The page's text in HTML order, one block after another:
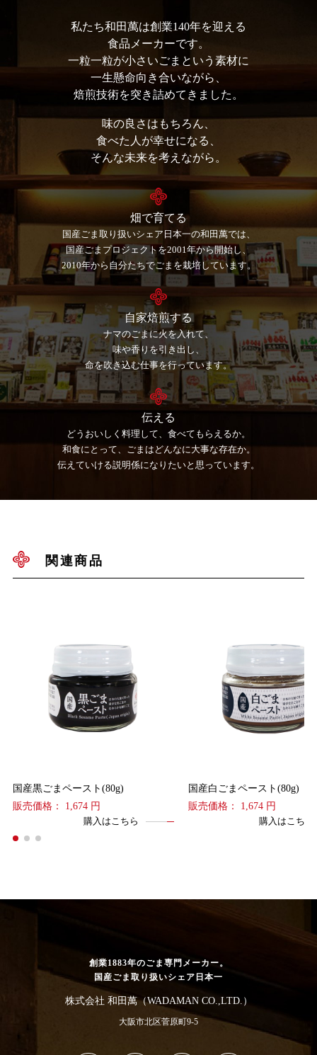
私たち和⽥萬は創業140年を迎える
⾷品メーカーです。
⼀粒⼀粒が⼩さいごまという素材に
⼀⽣懸命向き合いながら、
焙煎技術を突き詰めてきました。
味の良さはもちろん、
⾷べた⼈が幸せになる、
そんな未来を考えながら。
畑で育てる
国産ごま取り扱いシェア日本一の和田萬では、
国産ごまプロジェクトを2001年から開始し、
2010年から自分たちでごまを栽培しています。
自家焙煎する
ナマのごまに火を入れて、
味や香りを引き出し、
命を吹き込む仕事を行っています。
伝える
どうおいしく料理して、食べてもらえるか。
和食にとって、ごまはどんなに大事な存在か。
伝えていける説明係になりたいと思っています。
関連商品
国産黒ごまペースト(80g)
販売価格： 1,674 円
購入はこちら
国産白ごまペースト(80g)
販売価格： 1,674 円
購入はこちら
創業1883年のごま専門メーカー。
国産ごま取り扱いシェア日本一
株式会社 和田萬（WADAMAN CO.,LTD.）
大阪市北区菅原町9-5